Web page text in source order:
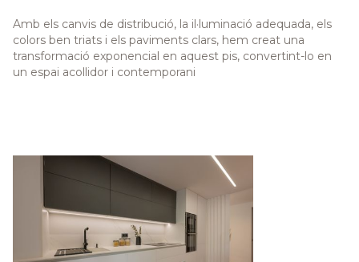
Amb els canvis de distribució, la il·luminació adequada, els
colors ben triats i els paviments clars, hem creat una
transformació exponencial en aquest pis, convertint-lo en
un espai acollidor i contemporani